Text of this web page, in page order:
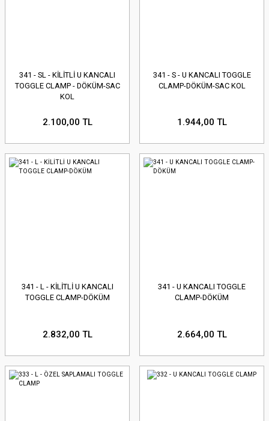
341 - SL - KİLİTLİ U KANCALI
TOGGLE CLAMP - DÖKÜM-SAC
KOL
2.100,00 TL
341 - S - U KANCALI TOGGLE
CLAMP-DÖKÜM-SAC KOL
1.944,00 TL
341 - L - KİLİTLİ U KANCALI
TOGGLE CLAMP-DÖKÜM
2.832,00 TL
341 - U KANCALI TOGGLE
CLAMP-DÖKÜM
2.664,00 TL